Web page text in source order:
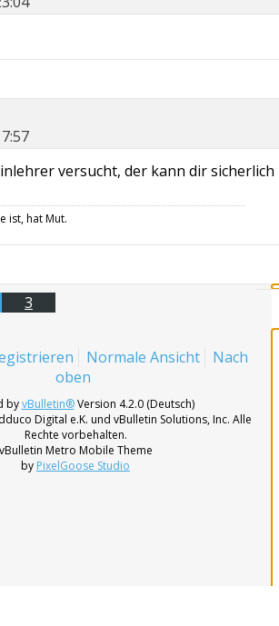
versucht, der kann dir sicherlich
ist, hat Mut.
3
Normale Ansicht
Nach
oben
byvBulletin®Version 4.2.0 (Deutsch)
Digital e.K. und vBulletin Solutions, Inc. Alle
Rechte vorbehalten.
vBulletin Metro Mobile Theme
by PixelGoose Studio